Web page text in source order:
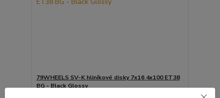
79WHEELS SV-K hliníkové disky 7x16 4x100 ET38
BG - Black Glossy